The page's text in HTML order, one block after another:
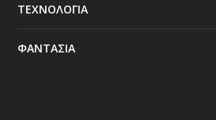
ΤΕΧΝΟΛΟΓΙΑ
ΦΑΝΤΑΣΙΑ